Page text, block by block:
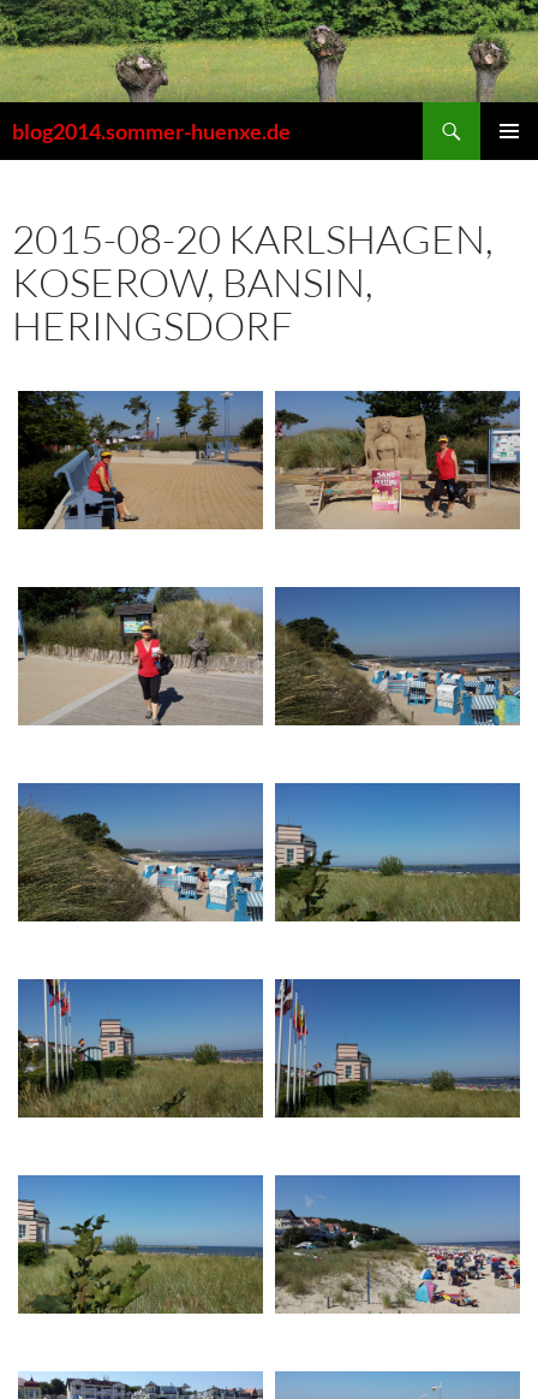
Zum
Inhalt
springen
blog2014.sommer-huenxe.de
2015-08-20 KARLSHAGEN,
KOSEROW, BANSIN,
HERINGSDORF